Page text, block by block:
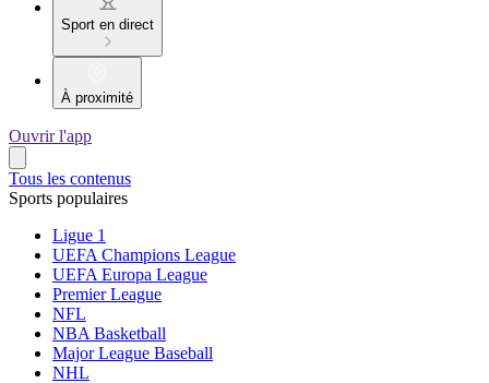
Sport en direct
À proximité
Ouvrir l'app
Tous les contenus
Sports populaires
Ligue 1
UEFA Champions League
UEFA Europa League
Premier League
NFL
NBA Basketball
Major League Baseball
NHL